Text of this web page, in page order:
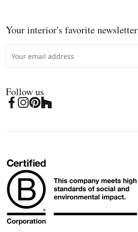
Your interior's favorite newsletter
Follow us